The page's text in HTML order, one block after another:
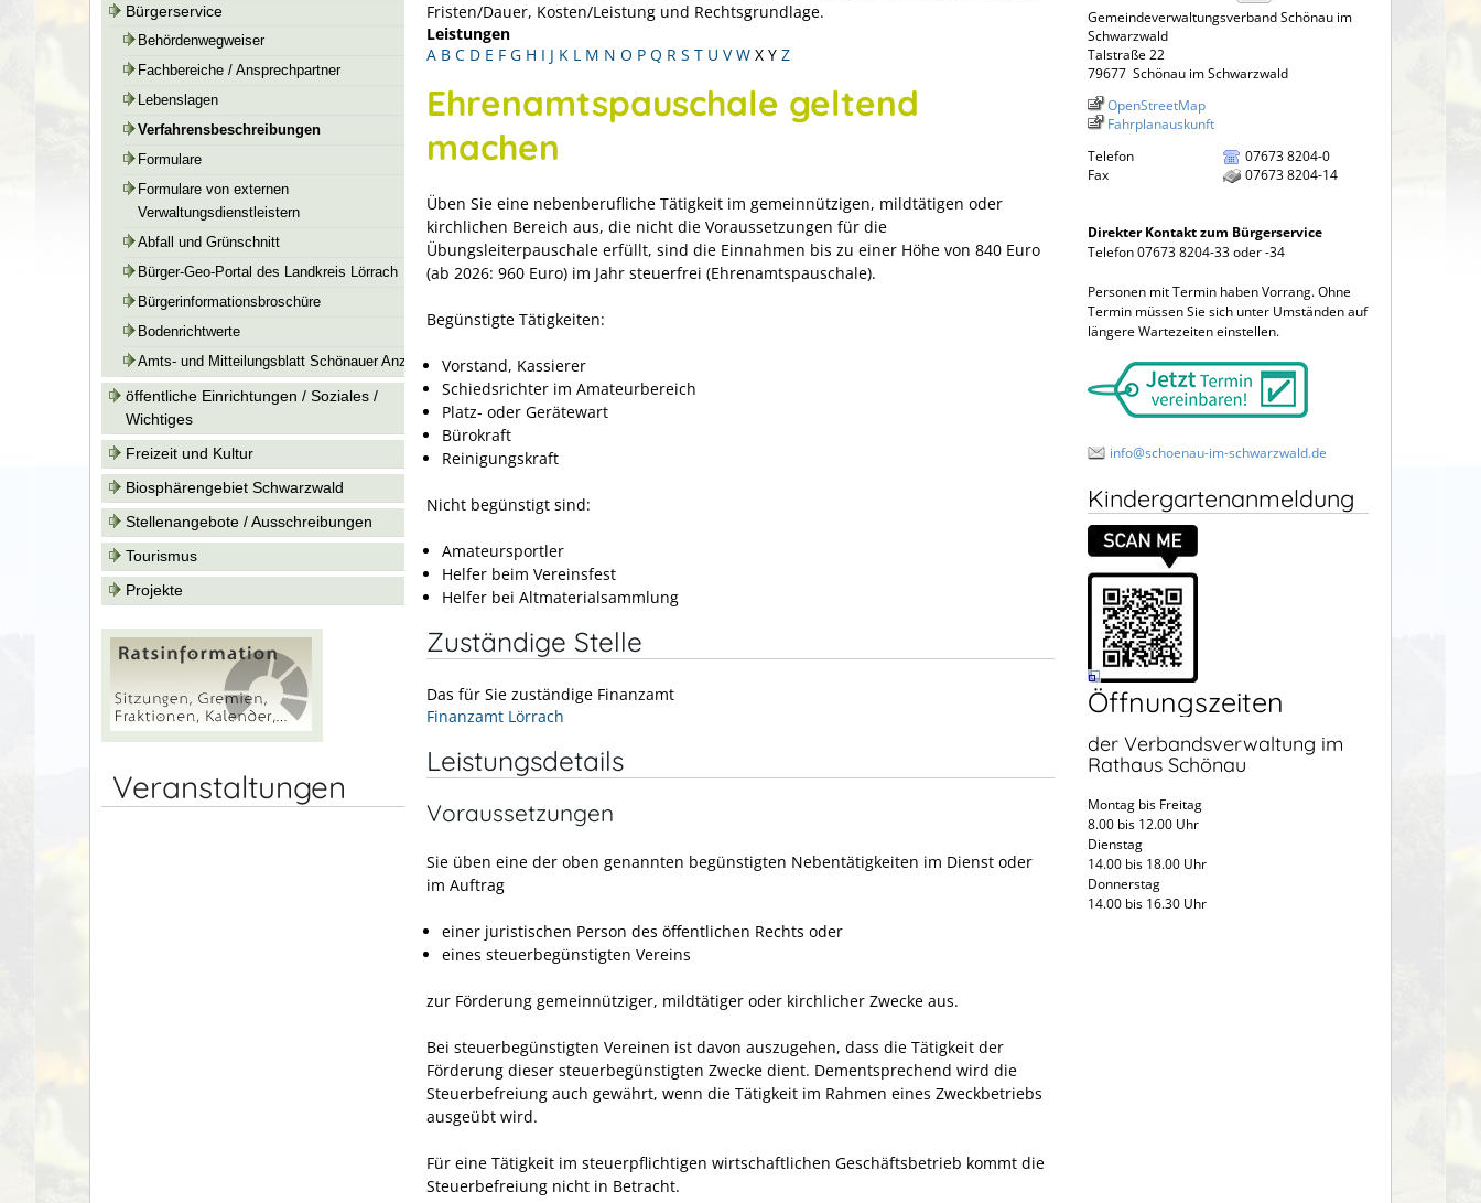
Bürgerservice
Behördenwegweiser
Fachbereiche / Ansprechpartner
Lebenslagen
Verfahrensbeschreibungen
Formulare
Formulare von externen
Verwaltungsdienstleistern
Abfall und Grünschnitt
Bürger-Geo-Portal des Landkreis Lörrach
Bürgerinformationsbroschüre
Bodenrichtwerte
Amts- und Mitteilungsblatt Schönauer Anzeiger
öffentliche Einrichtungen / Soziales /
Wichtiges
Freizeit und Kultur
Biosphärengebiet Schwarzwald
Stellenangebote / Ausschreibungen
Tourismus
Projekte
Veranstaltungen
Fristen/Dauer, Kosten/Leistung und Rechtsgrundlage.
Leistungen
A B C D E F G H I J K L M N O P Q R S T U V W X Y Z
Ehrenamtspauschale geltend
machen
Üben Sie eine nebenberufliche Tätigkeit im gemeinnützigen, mildtätigen oder
kirchlichen Bereich aus, die nicht die Voraussetzungen für die
Übungsleiterpauschale erfüllt, sind die Einnahmen bis zu einer Höhe von 840 Euro
(ab 2026: 960 Euro) im Jahr steuerfrei (Ehrenamtspauschale).
Begünstigte Tätigkeiten:
Vorstand, Kassierer
Schiedsrichter im Amateurbereich
Platz- oder Gerätewart
Bürokraft
Reinigungskraft
Nicht begünstigt sind:
Amateursportler
Helfer beim Vereinsfest
Helfer bei Altmaterialsammlung
Zuständige Stelle
Das für Sie zuständige Finanzamt
Finanzamt Lörrach
Leistungsdetails
Voraussetzungen
Sie üben eine der oben genannten begünstigten Nebentätigkeiten im Dienst oder
im Auftrag
einer juristischen Person des öffentlichen Rechts oder
eines steuerbegünstigten Vereins
zur Förderung gemeinnütziger, mildtätiger oder kirchlicher Zwecke aus.
Bei steuerbegünstigten Vereinen ist davon auszugehen, dass die Tätigkeit der
Förderung dieser steuerbegünstigten Zwecke dient. Dementsprechend wird die
Steuerbefreiung auch gewährt, wenn die Tätigkeit im Rahmen eines Zweckbetriebs
ausgeübt wird.
Für eine Tätigkeit im steuerpflichtigen wirtschaftlichen Geschäftsbetrieb kommt die
Steuerbefreiung nicht in Betracht.
Gemeindeverwaltungsverband Schönau im
Schwarzwald
Talstraße 22
79677 Schönau im Schwarzwald
OpenStreetMap
Fahrplanauskunft
Telefon
07673 8204-0
Fax
07673 8204-14
Direkter Kontakt zum Bürgerservice
Telefon 07673 8204-33 oder -34
Personen mit Termin haben Vorrang. Ohne
Termin müssen Sie sich unter Umständen auf
längere Wartezeiten einstellen.
info@schoenau-im-schwarzwald.de
Kindergartenanmeldung
Öffnungszeiten
der Verbandsverwaltung im
Rathaus Schönau
Montag bis Freitag
8.00 bis 12.00 Uhr
Dienstag
14.00 bis 18.00 Uhr
Donnerstag
14.00 bis 16.30 Uhr